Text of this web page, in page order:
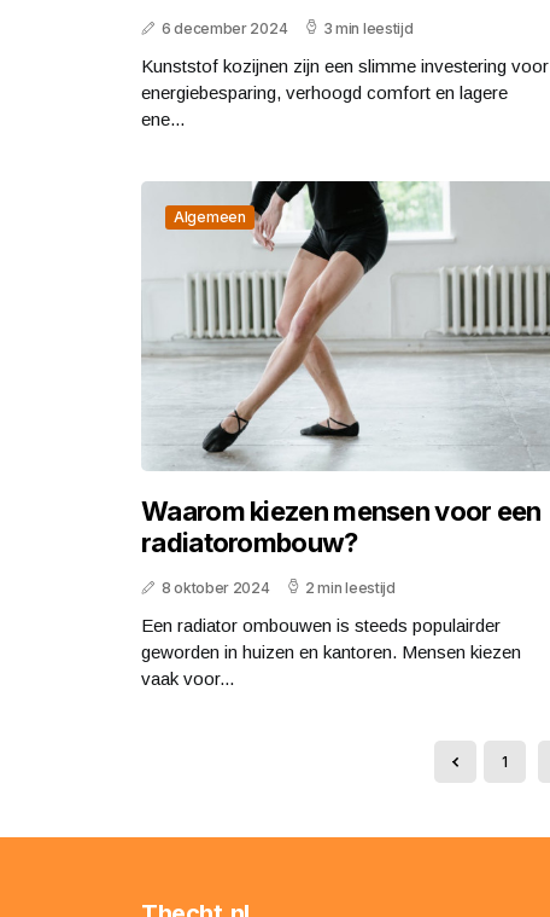
6 december 2024 3 min leestijd
Kunststof kozijnen zijn een slimme investering voor
energiebesparing, verhoogd comfort en lagere
ene...
Algemeen
Waarom kiezen mensen voor een
radiatorombouw?
8 oktober 2024 2 min leestijd
Een radiator ombouwen is steeds populairder
geworden in huizen en kantoren. Mensen kiezen
vaak voor...
1